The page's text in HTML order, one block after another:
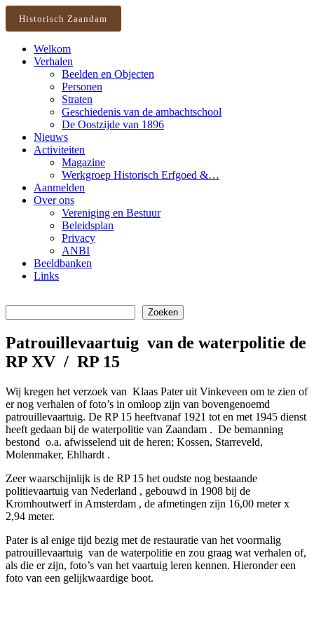
Historisch Zaandam
Welkom
Verhalen
Beelden en Objecten
Personen
Straten
Geschiedenis van de ambachtschool
De Oostzijde van 1896
Nieuws
Activiteiten
Magazine
Werkgroep Historisch Erfgoed &…
Aanmelden
Over ons
Vereniging en Bestuur
Beleidsplan
Privacy
ANBI
Beeldbanken
Links
Zoeken
Patrouillevaartuig van de waterpolitie de
RP XV / RP 15
Wij kregen het verzoek van Klaas Pater uit Vinkeveen om te zien of
er nog verhalen of foto’s in omloop zijn van bovengenoemd
patrouillevaartuig. De RP 15 heeftvanaf 1921 tot en met 1945 dienst
heeft gedaan bij de waterpolitie van Zaandam . De bemanning
bestond o.a. afwisselend uit de heren; Kossen, Starreveld,
Molenmaker, Ehlhardt .
Zeer waarschijnlijk is de RP 15 het oudste nog bestaande
politievaartuig van Nederland , gebouwd in 1908 bij de
Kromhoutwerf in Amsterdam , de afmetingen zijn 16,00 meter x
2,94 meter.
Pater is al enige tijd bezig met de restauratie van het voormalig
patrouillevaartuig van de waterpolitie en zou graag wat verhalen of,
als die er zijn, foto’s van het vaartuig leren kennen. Hieronder een
foto van een gelijkwaardige boot.